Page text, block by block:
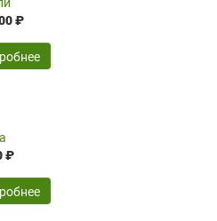
избежать
чему
24.04.2026
оригиналов,
и
цены. Мне
₽
₽